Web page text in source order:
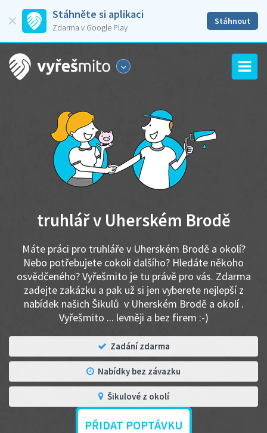
Stáhněte si aplikaci
Zdarma v Google Play
Stáhnout
truhlář v Uherském Brodě
Máte práci pro truhláře v Uherském Brodě a okolí?
Nebo potřebujete cokoli dalšího? Hledáte někoho
osvědčeného? Vyřešmito je tu právě pro vás. Zdarma
zadejte zakázku a pak už si jen vyberete nejlepší z
nabídek našich Šikulů v Uherském Brodě a okolí .
Vyřešmito ... levněji a bez firem :-)
Zadání zdarma
Nabídky bez závazku
Šikulové z okolí
PŘIDAT POPTÁVKU